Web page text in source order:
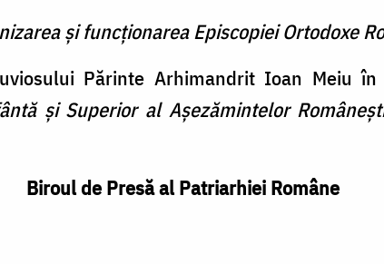
și funcționarea Episcopiei Ortodoxe
Părinte Arhimandrit Ioan Meiu
și Superior al Așezămintelor
Biroul de Presă al Patriarhiei Române